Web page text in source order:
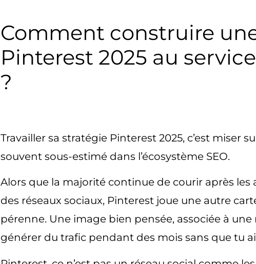
Comment construire
Pinterest 2025 au
?
Travailler sastratégie Pinterest 2025, c’est miser
souvent sous-estimé dans l’écosystème SEO.
Alors que la majorité continue de courir après
des réseaux sociaux, Pinterest joue une autre
pérenne. Une image bien pensée, associée à
générer du trafic pendant des mois sans que tu